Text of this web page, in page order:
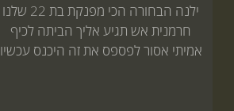
ילנה הבחורה הכי מפנקת בת 22 שלנו
חרמנית אש תגיע אליך הביתה לכיף
אמיתי אסור לפספס את זה היכנס עכשיו